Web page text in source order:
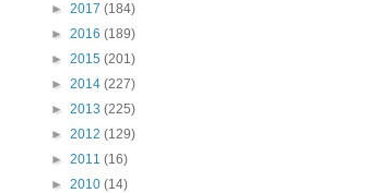
► 2017 (184)
► 2016 (189)
► 2015 (201)
► 2014 (227)
► 2013 (225)
► 2012 (129)
► 2011 (16)
► 2010 (14)